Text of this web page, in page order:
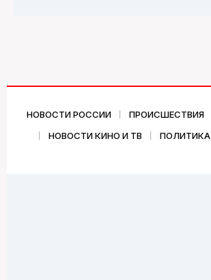
НОВОСТИ РОССИИ ПРОИСШЕСТВИЯ
НОВОСТИ КИНО И ТВ
ПОЛИТИКА